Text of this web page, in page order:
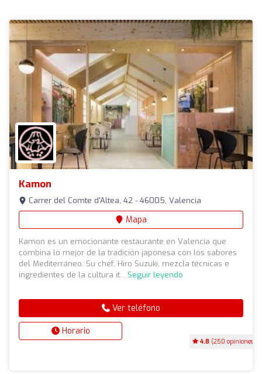
Kamon
4.8 (250 opiniones)
Carrer del Comte d'Altea, 42 - 46005, Valencia
Mapa
Kamon es un emocionante restaurante en Valencia que
combina lo mejor de la tradición japonesa con los sabores
del Mediterráneo. Su chef, Hiro Suzuki, mezcla técnicas e
ingredientes de la cultura it... Seguir leyendo
Ver teléfono
Horario